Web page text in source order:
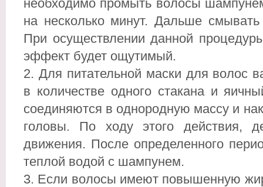
необходимо промыть волосы
на несколько минут. Дальше
При осуществлении данной
эффект будет ощутимый.
Для питательной маски для волос
в количестве одного стакана и
соединяются в однородную массу и
головы. По ходу этого действия,
движения. После определенного
теплой водой с шампунем.
Если волосы имеют повышенную